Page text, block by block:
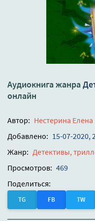
Аудиокнига жанра
онлайн
Автор: Нестерина Елена
Добавлено: 15-07-2020,
Жанр: Детективы,
Просмотров: 469
Поделиться:
TG FB TW